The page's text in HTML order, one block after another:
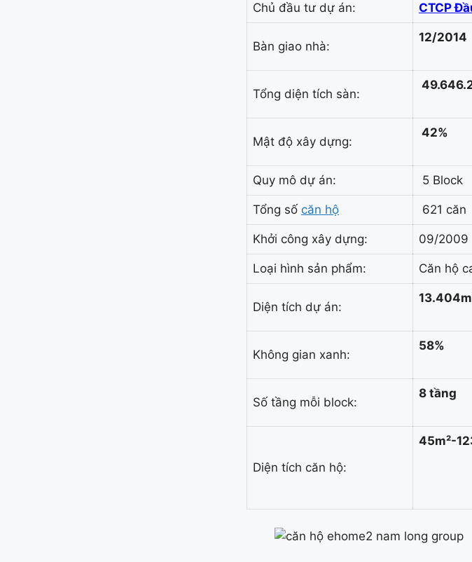
Chủ đầu tư dự án: CTCP
Bàn giao nhà:
12/2014
Tổng diện tích sàn:
Mật độ xây dựng:
42%
Quy mô dự án: 5 Block
Tổng số căn hộ 621 căn
Khởi công xây dựng: 09/2009
Loại hình sản phẩm: Căn hộ
Diện tích dự án:
Không gian xanh:
58%
Số tầng mỗi block:
8 tầng
Diện tích căn hộ:
45m²-